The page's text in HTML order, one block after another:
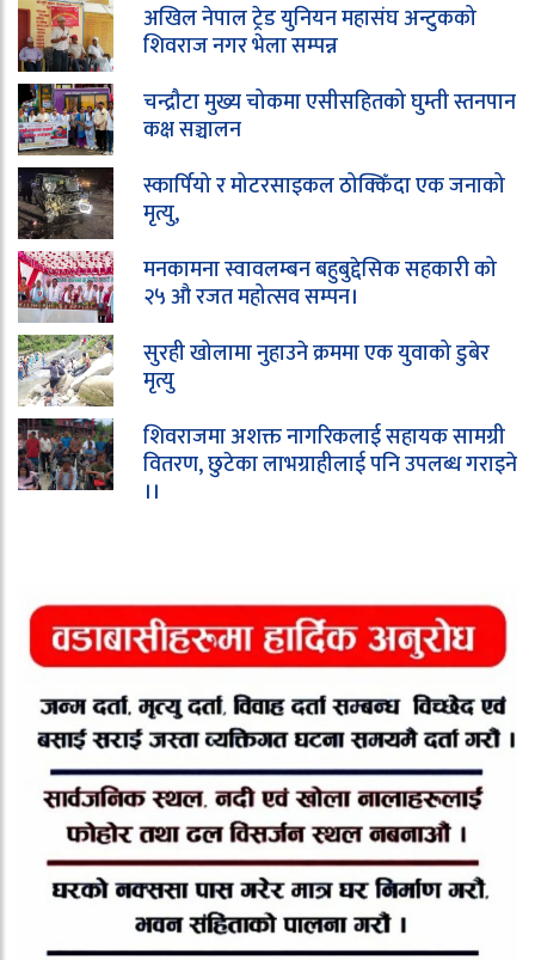
अखिल नेपाल ट्रेड युनियन महासंघ अन्टुकको
शिवराज नगर भेला सम्पन्न
चन्द्रौटा मुख्य चोकमा एसीसहितको घुम्ती स्तनपान
कक्ष सञ्चालन
स्कार्पियो र मोटरसाइकल ठोक्किँदा एक जनाको
मृत्यु,
मनकामना स्वावलम्बन बहुबुद्देसिक सहकारी को
२५ औ रजत महोत्सव सम्पन।
सुरही खोलामा नुहाउने क्रममा एक युवाको डुबेर
मृत्यु
शिवराजमा अशक्त नागरिकलाई सहायक सामग्री
वितरण, छुटेका लाभग्राहीलाई पनि उपलब्ध गराइने
।।